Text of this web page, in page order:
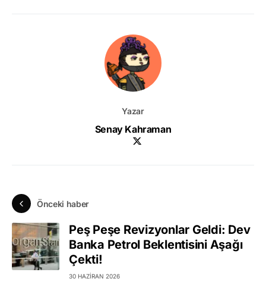
Yazar
Senay Kahraman
Önceki haber
Peş Peşe Revizyonlar Geldi: Dev
Banka Petrol Beklentisini Aşağı
Çekti!
30 HAZIRAN 2026